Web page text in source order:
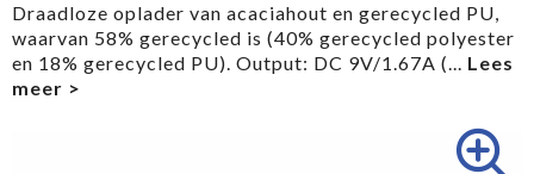
Sport
Werkkleding
Draadloze oplader van acaciahout en gerecycled PU,
waarvan 58% gerecycled is (40% gerecycled polyester
en 18% gerecycled PU). Output: DC 9V/1.67A (...